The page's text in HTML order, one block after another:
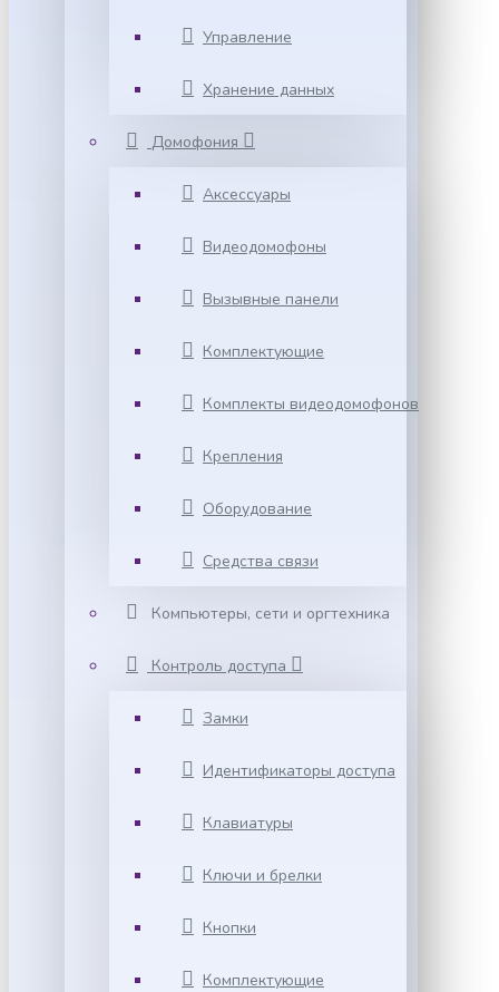
Управление
Хранение данных
Домофония
Аксессуары
Видеодомофоны
Вызывные панели
Комплектующие
Комплекты видеодомофонов
Крепления
Оборудование
Средства связи
Компьютеры, сети и оргтехника
Контроль доступа
Замки
Идентификаторы доступа
Клавиатуры
Ключи и брелки
Кнопки
Комплектующие